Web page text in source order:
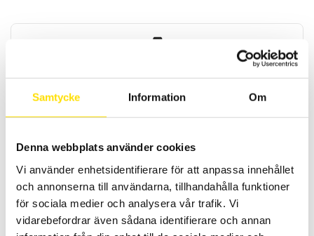
Samtycke Information Om
Denna webbplats använder cookies
Vi använder enhetsidentifierare för att anpassa innehållet
och annonserna till användarna, tillhandahålla funktioner
för sociala medier och analysera vår trafik. Vi
vidarebefordrar även sådana identifierare och annan
materialprovare
PC styrd provställ/dragprovare för material och produktprovning
från Mecmesin med kapaciteter från 2,5 N upp till 7500 N
LÄS MER